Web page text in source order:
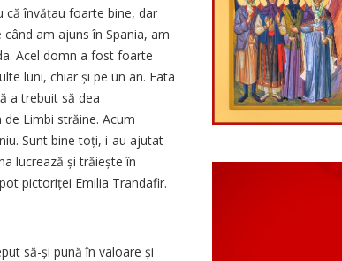
că învățau foarte bine, dar
am ajuns în Spania, am
Acel domn a fost foarte
luni, chiar și pe un an. Fata
a trebuit să dea
Limbi străine. Acum
Sunt bine toți, i-au ajutat
lucrează și trăiește în
pictoriței Emilia Trandafir.
să-și pună în valoare și